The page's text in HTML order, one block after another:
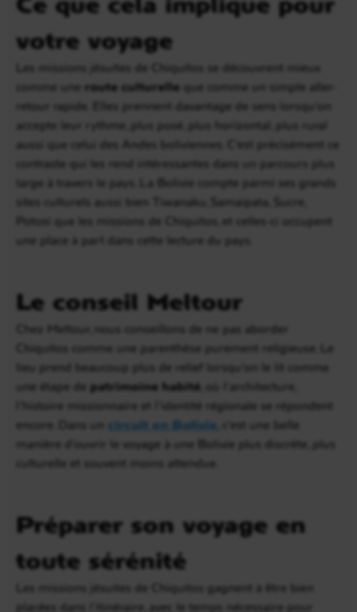
votre voyage
Les missions jésuites de Chiquitos se découvrent mieux
comme une route culturelle que comme un simple aller-
retour rapide. Elles prennent davantage de sens lorsqu’on
accepte leur rythme, plus posé, plus horizontal, plus rural
aussi que celui des Andes boliviennes. C’est précisément ce
contraste qui les rend intéressantes dans un parcours plus
large à travers le pays. La Bolivie compte parmi ses grands
sites culturels aussi bien Tiwanaku, Samaipata, Sucre,
Potosí que les missions de Chiquitos, et celles-ci occupent
une place à part dans cette lecture du pays.
Le conseil Meltour
Chez Meltour, nous conseillons de ne pas aborder
Chiquitos comme une parenthèse purement religieuse. Le
lieu prend beaucoup plus de relief lorsqu’on le lit comme
une étape de patrimoine habité , où l’architecture,
l’histoire missionnaire et l’identité régionale se répondent
encore. Dans un circuit en Bolivie , c’est une belle
manière d’ouvrir le voyage à une Bolivie plus discrète, plus
culturelle et souvent moins attendue.
Préparer son voyage en
toute sérénité
Les missions jésuites de Chiquitos gagnent à être bien
placées dans l’itinéraire, avec le temps nécessaire pour